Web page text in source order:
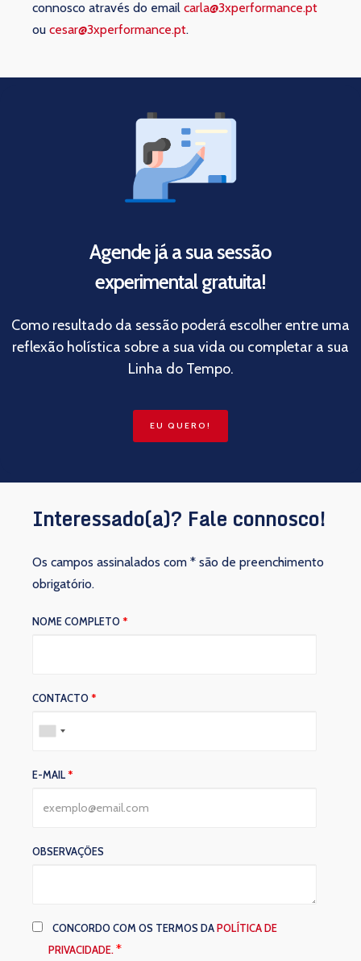
connosco através do email carla@3xperformance.pt
ou cesar@3xperformance.pt.
Agende já a sua sessão
experimental gratuita!
Como resultado da sessão poderá escolher entre uma
reflexão holística sobre a sua vida ou completar a sua
Linha do Tempo.
EU QUERO!
Interessado(a)? Fale connosco!
Os campos assinalados com * são de preenchimento
obrigatório.
NOME COMPLETO *
CONTACTO *
E-MAIL*
OBSERVAÇÕES
CONCORDO COM OS TERMOS DAPOLÍTICA DE
PRIVACIDADE. *